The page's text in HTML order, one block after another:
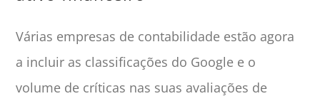
Várias empresas de contabilidade estão agora
a incluir as classificações do Google e o
volume de críticas nas suas avaliações de